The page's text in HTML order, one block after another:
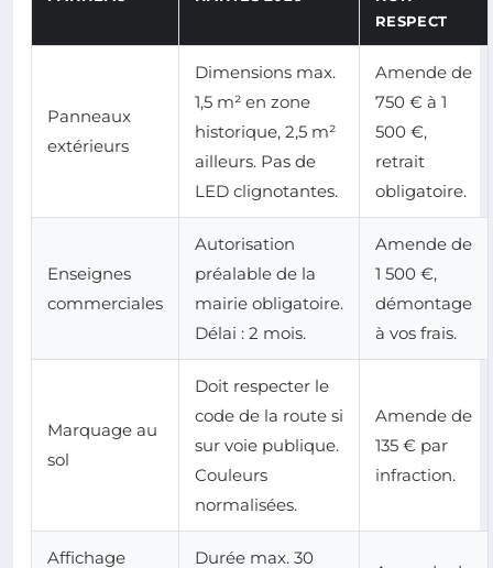
RESPECT
Panneaux
extérieurs
Dimensions max.
1,5 m² en zone
historique, 2,5 m²
ailleurs. Pas de
LED clignotantes.
Amende de
750 € à 1
500 €,
retrait
obligatoire.
Enseignes
commerciales
Autorisation
préalable de la
mairie obligatoire.
Délai : 2 mois.
Amende de
1 500 €,
démontage
à vos frais.
Marquage au
sol
Doit respecter le
code de la route si
sur voie publique.
Couleurs
normalisées.
Amende de
135 € par
infraction.
Affichage Durée max. 30